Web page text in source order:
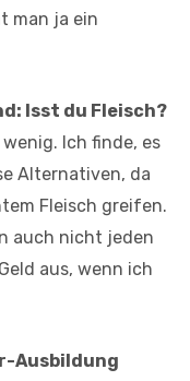
man ja ein
Isst du Fleisch?
Ich finde, es
Alternativen, da
Fleisch greifen.
auch nicht jeden
aus, wenn ich
Ausbildung